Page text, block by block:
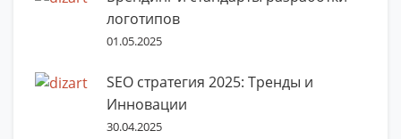
логотипов
01.05.2025
SEO стратегия 2025: Тренды и
Инновации
30.04.2025